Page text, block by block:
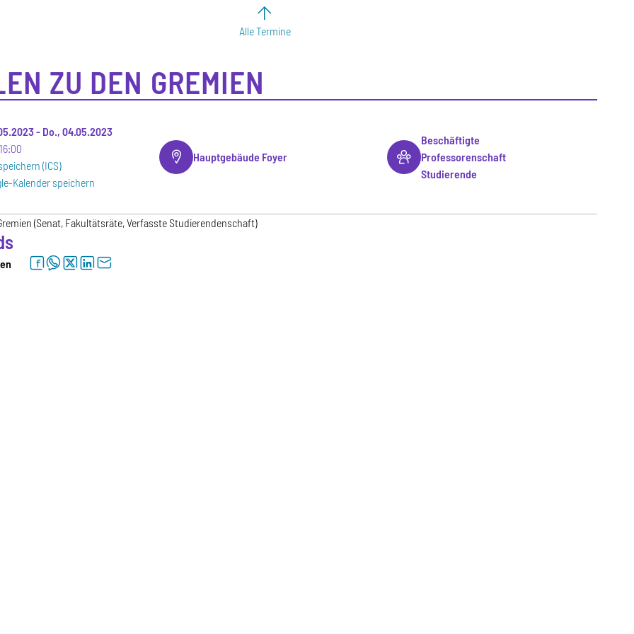
Alle Termine
ZU DEN GREMIEN
- Do., 04.05.2023
16:00
(ICS)
Kalender speichern
Hauptgebäude Foyer
Beschäftigte
Professorenschaft
Studierende
(Senat, Fakultätsräte, Verfasste Studierendenschaft)
facebookwhatsapptwitterlinkedinletter